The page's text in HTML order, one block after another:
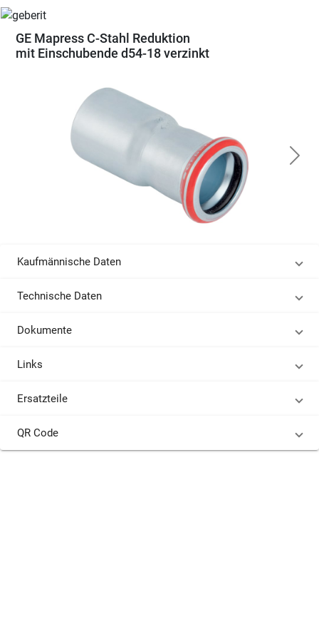
GE Mapress C-Stahl Reduktion
mit Einschubende d54-18 verzinkt
Kaufmännische Daten
Technische Daten
Dokumente
Links
Ersatzteile
QR Code